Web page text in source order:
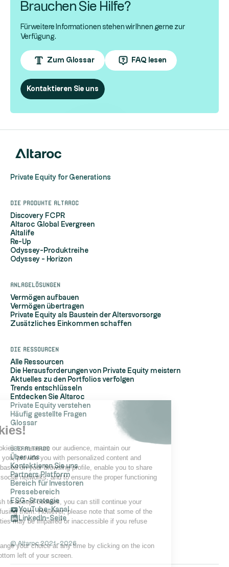
Hi, it's us...
the Cookies!
Altaroc uses cookies to measure our audience, maintain our
relationship with you, provide you with personalized content and
advertisements based on your browsing profile, enable you to share
content on your social networks, and to ensure the proper functioning
of its site.
If you do not wish to accept cookies, you can still continue your
navigation by refusing them. However, please note that some of the
site's functionalities may be impaired or inaccessible if you refuse
You can also change your choice at any time by clicking on the icon
located at the bottom left of your screen.
Brauchen Sie Hilfe?
Für weitere Informationen stehen wir Ihnen gerne zur
Verfügung.
Zum Glossar FAQ lesen
Kontaktieren Sie uns
Private Equity for Generations
Die Produkte Altaroc
Discovery FCPR
Altaroc Global Evergreen
Altalife
Re-Up
Odyssey-Produktreihe
Odyssey - Horizon
Anlagelösungen
Vermögen aufbauen
Vermögen übertragen
Private Equity als Baustein der Altersvorsorge
Zusätzliches Einkommen schaffen
Die Ressourcen
Alle Ressourcen
Die Herausforderungen von Private Equity meistern
Aktuelles zu den Portfolios verfolgen
Trends entschlüsseln
Entdecken Sie Altaroc
Private Equity verstehen
Häufig gestellte Fragen
Glossar
ÜberAltaroc
Über uns
Kontaktieren Sie uns
Partners Platform
Bereich für Investoren
Pressebereich
ESG-Strategie
YouTube-Kanal
LinkedIn-Seite
© Altaroc 2021 -2026